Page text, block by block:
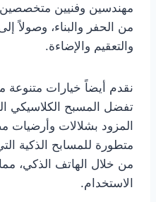
مهندسين وفنيين
من الحفر والبناء، وصولاً
والتعقيم والإضاءة.
نقدم أيضاً خيارات متنوعة
تفضل المسبح الكلاسيكي
المزود بشلالات وأرضيات
متطورة للمسابح الذكية
من خلال الهاتف الذكي،
الاستخدام.